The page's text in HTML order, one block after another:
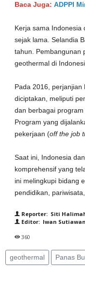
Baca Juga: ADPPI
Kerja sama Indonesia
sejak lama. Selandia
tahun. Pembangunan
geothermal di
Pada 2016,
diciptakan, meliputi
dan berbagai
Program yang
pekerjaan (off the job
Saat ini, Indonesia
komprehensif yang
ini melingkupi bidang
pendidikan,
Reporter: Siti
Editor: Iwan Sutiawan
360
geothermal Panas